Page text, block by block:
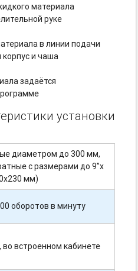
материала
руке
в линии подачи
корпус и чаша
задаётся
установки
диаметром до 300 мм,
с размерами до 9”x
мм)
оборотов в минуту
во встроенном кабинете